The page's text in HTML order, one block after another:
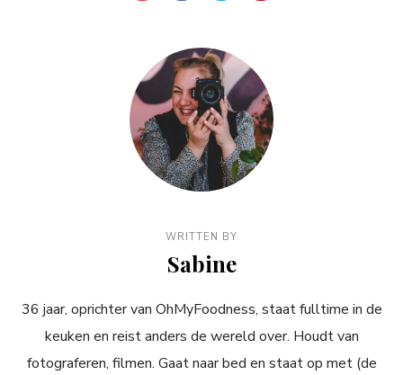
WRITTEN BY
Sabine
36 jaar, oprichter van OhMyFoodness, staat fulltime in de
keuken en reist anders de wereld over. Houdt van
fotograferen, filmen. Gaat naar bed en staat op met (de